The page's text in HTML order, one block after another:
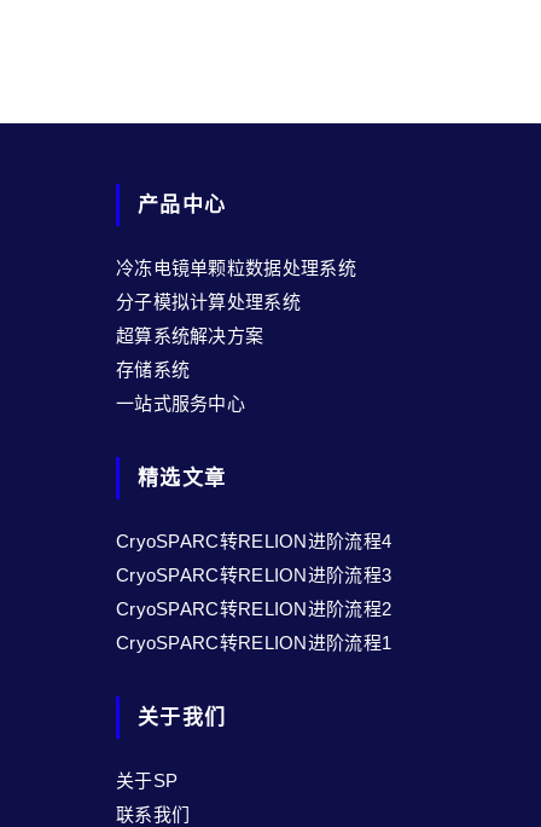
产品中心
冷冻电镜单颗粒数据处理系统
分子模拟计算处理系统
超算系统解决方案
存储系统
一站式服务中心
精选文章
CryoSPARC转RELION进阶流程4
CryoSPARC转RELION进阶流程3
CryoSPARC转RELION进阶流程2
CryoSPARC转RELION进阶流程1
关于我们
关于SP
联系我们